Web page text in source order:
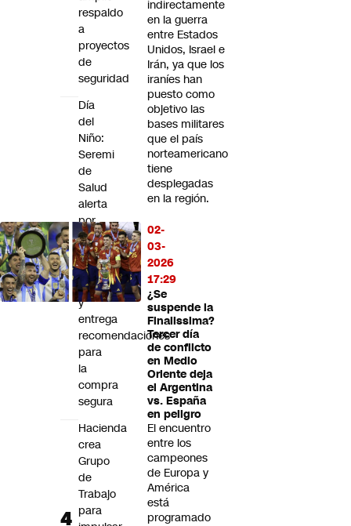
indirectamente
en la guerra
entre Estados
Unidos, Israel e
Irán, ya que los
iraníes han
puesto como
objetivo las
bases militares
que el país
norteamericano
tiene
desplegadas
en la región.
02-
03-
2026
17:29
¿Se
suspende la
Finalissima?
Tercer día
de conflicto
en Medio
Oriente deja
el Argentina
vs. España
en peligro
El encuentro
entre los
campeones
de Europa y
América
está
programado
respaldo
a
proyectos
de
seguridad
Día
del
Niño:
Seremi
de
Salud
alerta
por
riesgos
de
juguetes
informales
y
entrega
recomendaciones
para
la
compra
segura
Hacienda
crea
Grupo
de
Trabajo
para